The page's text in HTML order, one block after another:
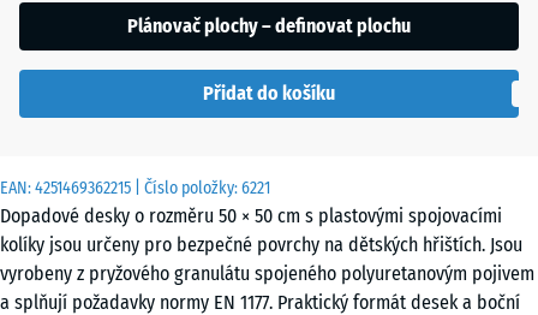
EAN:4251469362215 | Číslo položky:6221
Dopadové desky o rozměru 50 × 50 cm s plastovými spojovacími
kolíky jsou určeny pro bezpečné povrchy na dětských hřištích. Jsou
vyrobeny z pryžového granulátu spojeného polyuretanovým pojivem
a splňují požadavky normy EN 1177. Praktický formát desek a boční
béžová
Travní
zelená
- 42,00 Kč
(pokud není
v údajích o
50
x
50
x 4
Plánovač plochy – definovat plochu
Přidat do košíku